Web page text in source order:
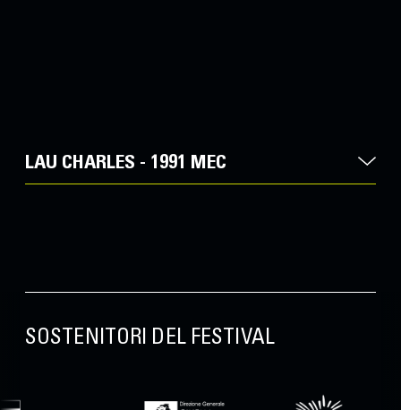
LAU CHARLES - 1991 MEC
SOSTENITORI DEL FESTIVAL